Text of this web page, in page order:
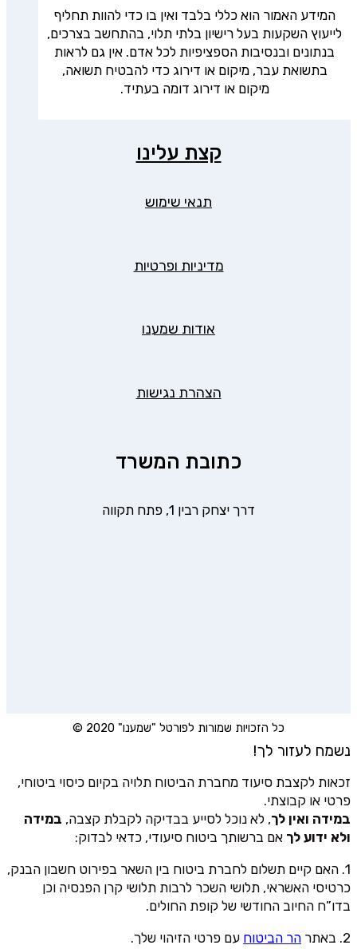
המידע האמור הוא כללי בלבד ואין בו כדי להוות תחליף
לייעוץ השקעות בעל רישיון בלתי תלוי, בהתחשב בצרכים,
בנתונים ובנסיבות הספציפיות לכל אדם. אין גם לראות
בתשואת עבר, מיקום או דירוג כדי להבטיח תשואה,
מיקום או דירוג דומה בעתיד.
קצת עלינו
תנאי שימוש
מדיניות ופרטיות
אודות שמענו
הצהרת נגישות
כתובת המשרד
דרך יצחק רבין 1, פתח תקווה
כל הזכויות שמורות לפורטל "שמענו" 2020 ©
נשמח לעזור לך!
זכאות לקצבת סיעוד מחברת הביטוח תלויה בקיום כיסוי ביטוחי,
פרטי או קבוצתי.
במידה ואין לך, לא נוכל לסייע בבדיקה לקבלת קצבה, במידה
ולא ידוע לך אם ברשותך ביטוח סיעודי, כדאי לבדוק:
1. האם קיים תשלום לחברת ביטוח בין השאר בפירוט חשבון הבנק,
כרטיסי האשראי, תלושי השכר לרבות תלושי קרן הפנסיה וכן
בדו”ח החיוב החודשי של קופת החולים.
2. באתר
הר הביטוח עם פרטי הזיהוי שלך.